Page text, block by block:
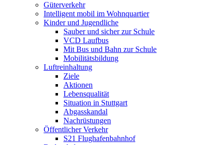
Güterverkehr
Intelligent mobil im Wohnquartier
Kinder und Jugendliche
Sauber und sicher zur Schule
VCD Laufbus
Mit Bus und Bahn zur Schule
Mobilitätsbildung
Luftreinhaltung
Ziele
Aktionen
Lebensqualität
Situation in Stuttgart
Abgasskandal
Nachrüstungen
Öffentlicher Verkehr
S21 Flughafenbahnhof